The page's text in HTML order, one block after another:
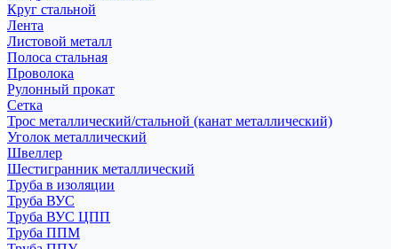
Круг стальной
Лента
Листовой металл
Полоса стальная
Проволока
Рулонный прокат
Сетка
Трос металлический/стальной (канат металлический)
Уголок металлический
Швеллер
Шестигранник металлический
Труба в изоляции
Труба ВУС
Труба ВУС ЦПП
Труба ППМ